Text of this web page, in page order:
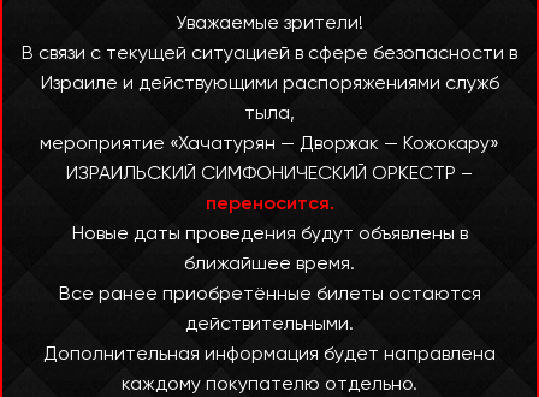
Уважаемые зрители!
В связи с текущей ситуацией в сфере безопасности в
Израиле и действующими распоряжениями служб
тыла,
мероприятие «Хачатурян — Дворжак — Кожокару»
ИЗРАИЛЬСКИЙ СИМФОНИЧЕСКИЙ ОРКЕСТР –
переносится.
Новые даты проведения будут объявлены в
ближайшее время.
Все ранее приобретённые билеты остаются
действительными.
Дополнительная информация будет направлена
каждому покупателю отдельно.